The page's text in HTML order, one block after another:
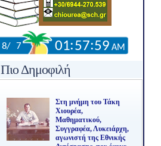
Πιο Δημοφιλή
Στη μνήμη του Τάκη
Χιουρέα,
Μαθηματικού,
Συγγραφέα, Λυκειάρχη,
αγωνιστή της Εθνικής